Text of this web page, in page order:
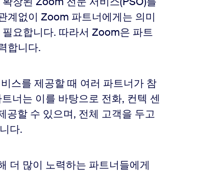
계없이 Zoom 파트너에게는 의미
요합니다. 따라서 Zoom은 파트
합니다.
스를 제공할 때 여러 파트너가 참
너는 이를 바탕으로 전화, 컨텍 센
공할 수 있으며, 전체 고객을 두고
다.
더 많이 노력하는 파트너들에게